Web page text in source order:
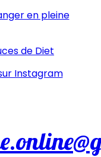
en pleine
de Diet
Instagram